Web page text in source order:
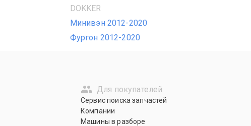
DOKKER
Минивэн 2012-2020
Фургон 2012-2020
Для покупателей
Сервис поиска запчастей
Компании
Машины в разборе